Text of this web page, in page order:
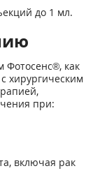
до 1 мл.
Фотосенс®, как
хирургическим
при:
включая рак